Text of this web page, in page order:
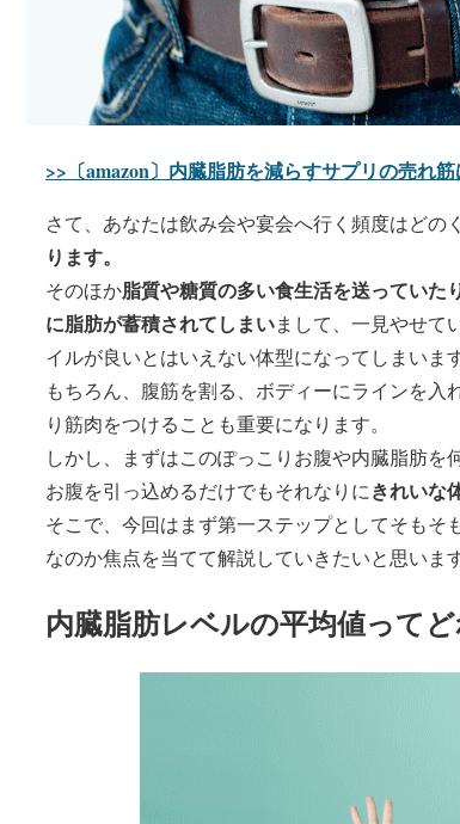
>>〔amazon〕内臓脂肪を減らすサプリの売れ
さて、あなたは飲み会や宴会へ行く頻度はどの
ります。
そのほか脂質や糖質の多い食生活を送ってい
に脂肪が蓄積されてしまいまして、一見やせて
イルが良いとはいえない体型になってしまいます
もちろん、腹筋を割る、ボディーにラインを
り筋肉をつけることも重要になります。
しかし、まずはこのぽっこりお腹や内臓脂肪
お腹を引っ込めるだけでもそれなりにきれいな
そこで、今回はまず第一ステップとしてそも
なのか焦点を当てて解説していきたいと思います
内臓脂肪レベルの平均値って